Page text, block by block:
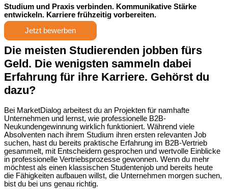
Studium und Praxis verbinden. Kommunikative Stärke
entwickeln. Karriere frühzeitig vorbereiten.
Jetzt bewerben
Die meisten Studierenden jobben fürs
Geld. Die wenigsten sammeln dabei
Erfahrung für ihre Karriere. Gehörst du
dazu?
Bei MarketDialog arbeitest du an Projekten für namhafte
Unternehmen und lernst, wie professionelle B2B-
Neukundengewinnung wirklich funktioniert. Während viele
Absolventen nach ihrem Studium ihren ersten relevanten Job
suchen, hast du bereits praktische Erfahrung im B2B-Vertrieb
gesammelt, mit Entscheidern gesprochen und wertvolle Einblicke
in professionelle Vertriebsprozesse gewonnen. Wenn du mehr
möchtest als einen klassischen Studentenjob und bereits heute
die Fähigkeiten aufbauen willst, die Unternehmen morgen suchen,
bist du bei uns genau richtig.